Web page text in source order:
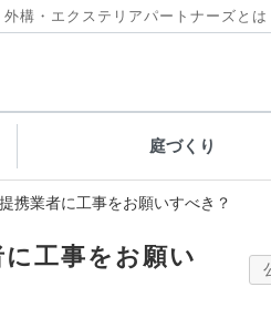
外構・エクステリアパートナーズとは
庭づくり
携業者に工事をお願いすべき？
工事をお願い